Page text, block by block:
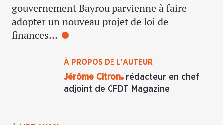
À PROPOS DE L'AUTEUR
Jérôme Citron
rédacteur en chef
adjoint de CFDT Magazine
gouvernement Bayrou parvienne à faire
adopter un nouveau projet de loi de
finances…